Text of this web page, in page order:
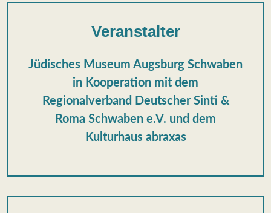
Veranstalter
Jüdisches Museum Augsburg Schwaben
in Kooperation mit dem
Regionalverband Deutscher Sinti &
Roma Schwaben e.V. und dem
Kulturhaus abraxas